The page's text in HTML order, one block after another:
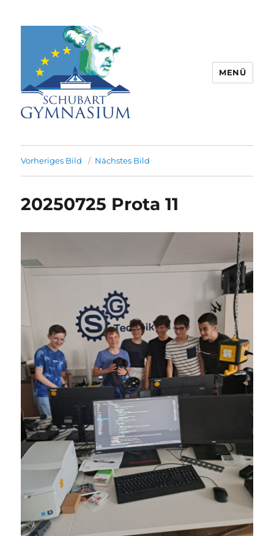
Partnerschule für Europa |
Rombacherstr. 30 | 73430 Aalen
MENÜ
Vorheriges Bild Nächstes Bild
20250725 Prota 11